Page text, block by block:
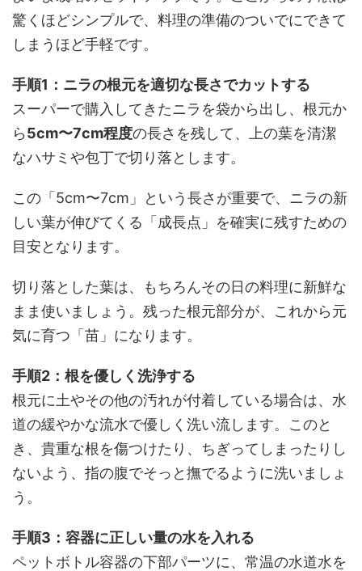
驚くほどシンプルで、料理の準備のついでにできて
しまうほど手軽です。
手順1：ニラの根元を適切な長さでカットする
スーパーで購入してきたニラを袋から出し、根元か
ら5cm〜7cm程度の長さを残して、上の葉を清潔
なハサミや包丁で切り落とします。
この「5cm〜7cm」という長さが重要で、ニラの新
しい葉が伸びてくる「成長点」を確実に残すための
目安となります。
切り落とした葉は、もちろんその日の料理に新鮮な
まま使いましょう。残った根元部分が、これから元
気に育つ「苗」になります。
手順2：根を優しく洗浄する
根元に土やその他の汚れが付着している場合は、水
道の緩やかな流水で優しく洗い流します。このと
き、貴重な根を傷つけたり、ちぎってしまったりし
ないよう、指の腹でそっと撫でるように洗いましょ
う。
手順3：容器に正しい量の水を入れる
ペットボトル容器の下部パーツに、常温の水道水を